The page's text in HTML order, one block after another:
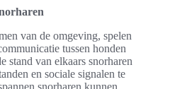
van de omgeving, spelen
tussen honden
stand van elkaars snorharen
en sociale signalen te